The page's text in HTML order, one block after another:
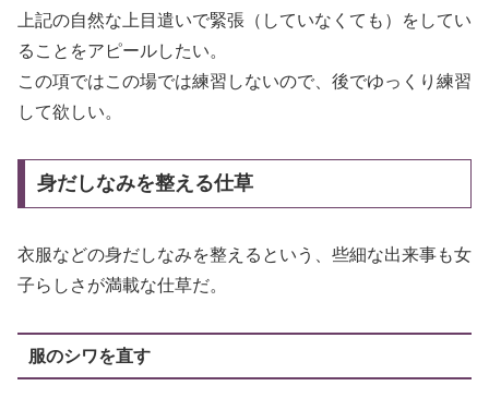
上記の自然な上目遣いで緊張（していなくても）をしてい
ることをアピールしたい。
この項ではこの場では練習しないので、後でゆっくり練習
して欲しい。
身だしなみを整える仕草
衣服などの身だしなみを整えるという、些細な出来事も女
子らしさが満載な仕草だ。
服のシワを直す